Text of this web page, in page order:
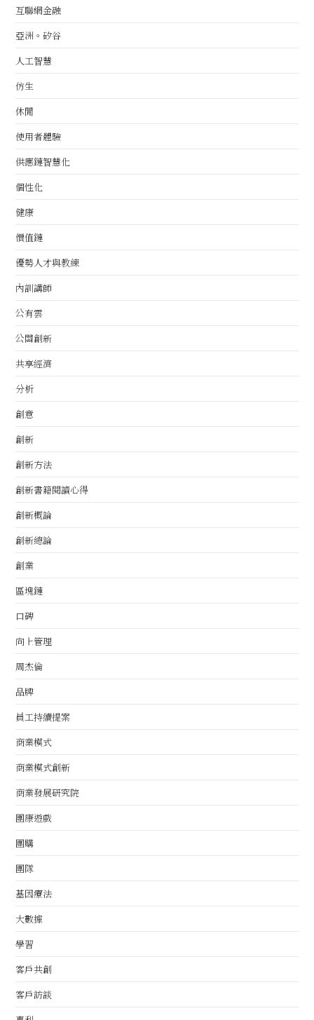
互聯網金融
亞洲。矽谷
人工智慧
仿生
休閒
使用者體驗
供應鏈智慧化
個性化
健康
價值鏈
優勢人才與教練
內訓講師
公有雲
公關創新
共享經濟
分析
創意
創新
創新方法
創新書籍閱讀心得
創新概論
創新總論
創業
區塊鏈
口碑
向上管理
周杰倫
品牌
員工持續提案
商業模式
商業模式創新
商業發展研究院
團康遊戲
團購
團隊
基因療法
大數據
學習
客戶共創
客戶訪談